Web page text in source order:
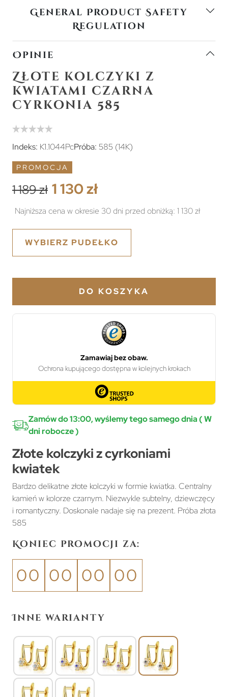
General Product Safety
Regulation
Opinie
Złote kolczyki z
kwiatami czarna
cyrkonia 585
Indeks: K1.1044PcPróba: 585 (14K)
PROMOCJA
1 189 zł 1 130 zł
Najniższa cena w okresie 30 dni przed obniżką: 1 130 zł
WYBIERZ PUDEŁKO
DO KOSZYKA
Zamów do 13:00, wyślemy tego samego dnia ( W
dni robocze )
Złote kolczyki z cyrkoniami
kwiatek
Bardzo delikatne złote kolczyki w formie kwiatka. Centralny
kamień w kolorze czarnym. Niezwykle subtelny, dziewczęcy
i romantyczny. Doskonale nadaje się na prezent. Próba złota
585
Koniec promocji za:
00 00 00 00
Inne warianty